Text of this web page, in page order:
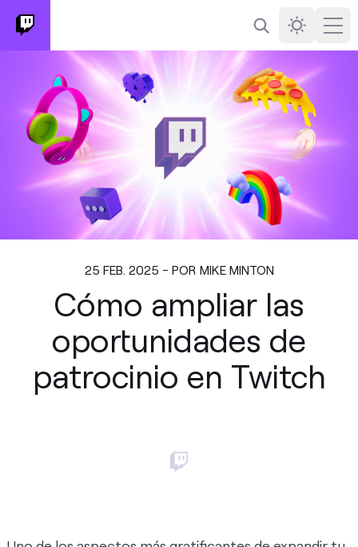
Buscar Darkmode
25 FEB. 2025 - POR MIKE MINTON
Cómo ampliar las
oportunidades de
patrocinio en Twitch